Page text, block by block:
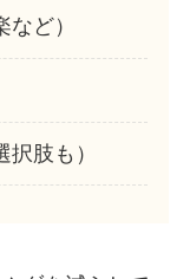
ど）
肢も）